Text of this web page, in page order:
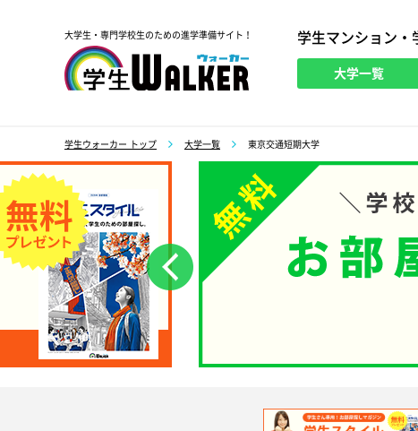
大学生・専門学校生のための進学準備サイト！ 学生マンション
大学一覧
学生ウォーカー トップ 大学一覧 東京交通短期大学
前へ